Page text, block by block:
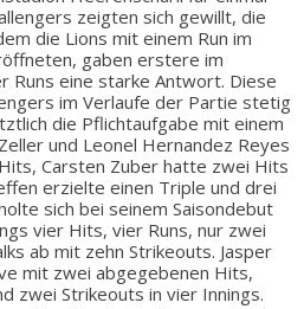
zeigten sich gewillt, die
die Lions mit einem Run im
gaben erstere im
Runs eine starke Antwort. Diese
im Verlaufe der Partie stetig
die Pflichtaufgabe mit einem
und Leonel Hernandez Reyes
Carsten Zuber hatte zwei Hits
erzielte einen Triple und drei
sich bei seinem Saisondebut
vier Hits, vier Runs, nur zwei
ab mit zehn Strikeouts. Jasper
mit zwei abgegebenen Hits,
zwei Strikeouts in vier Innings.